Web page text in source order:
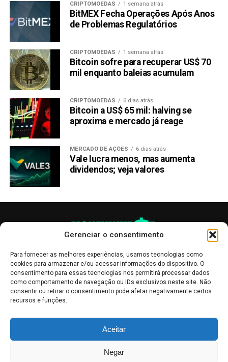
Gerenciar o consentimento
Para fornecer as melhores experiências, usamos tecnologias como
cookies para armazenar e/ou acessar informações do dispositivo. O
consentimento para essas tecnologias nos permitirá processar dados
como comportamento de navegação ou IDs exclusivos neste site. Não
consentir ou retirar o consentimento pode afetar negativamente certos
recursos e funções.
Aceitar
Negar
CRIPTOMOEDAS 1 semana atrás
BitMEX Fecha Operações Após Anos
de Problemas Regulatórios
CRIPTOMOEDAS 1 semana atrás
Bitcoin sofre para recuperar US$ 70
mil enquanto baleias acumulam
CRIPTOMOEDAS 6 dias atrás
Bitcoin a US$ 65 mil: halving se
aproxima e mercado já reage
MERCADO DE AÇÕES 6 dias atrás
Vale lucra menos, mas aumenta
dividendos; veja valores
informativo, servindo como boletins de divulgação, e não devem ser
interpretadas como recomendações de investimento.Leia mais
Bolsa de Valores